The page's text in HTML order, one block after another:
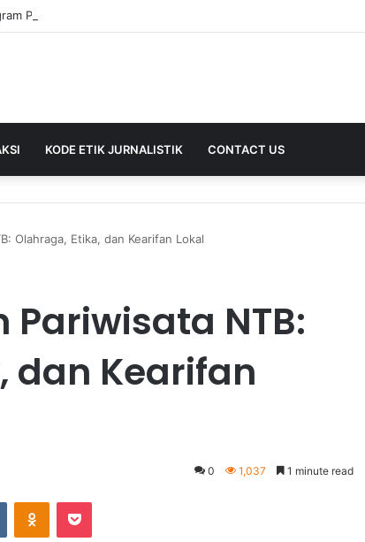
KODE ETIK JURNALISTIK CONTACT US
Olahraga, Etika, dan Kearifan Lokal
Pariwisata NTB:
dan Kearifan
0 1,037 1 minute read
VKontakteOdnoklassniki